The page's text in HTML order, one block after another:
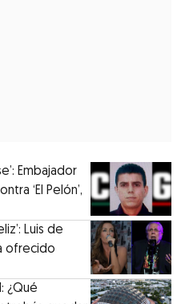
Embajador
‘El Pelón’,
Luis de
ofrecido
¿Qué